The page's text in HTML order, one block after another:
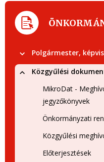
Polgármester,
Közgyűlési
MikroDat -
jegyzőkönyvek
Önkormányzati
Közgyűlési
Előterjesztések